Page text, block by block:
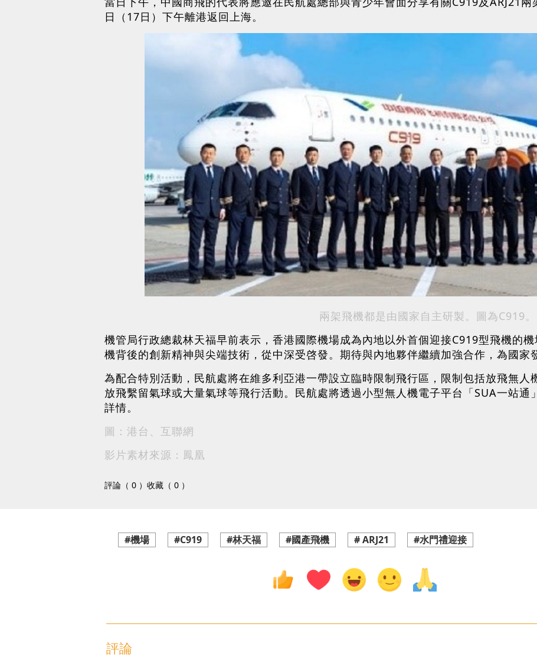
日（17日）下午離港返回上海。
兩架飛機都是由國家自主研製。圖為C919。
機管局行政總裁林天福早前表示，香港國際機場成為內地以外首個迎接C919型飛機的
機背後的創新精神與尖端技術，從中深受啓發。期待與內地夥伴繼續加強合作，為國家
為配合特別活動，民航處將在維多利亞港一帶設立臨時限制飛行區，限制包括放飛無人
放飛繫留氣球或大量氣球等飛行活動。民航處將透過小型無人機電子平台「SUA一站
詳情。
圖：港台、互聯網
影片素材來源：鳳凰
評論（ 0 ） 收藏（ 0 ）
#機場 #C919 #林天福 #國產飛機 # ARJ21 #水門禮迎接
評論